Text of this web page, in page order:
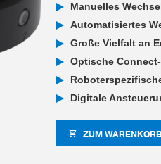
Manuelles
Automatisiertes
Große Vielfalt an
Optische
Digitale
ZUM